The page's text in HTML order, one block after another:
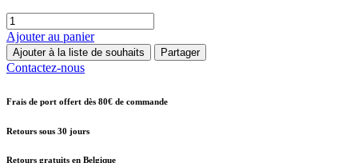
Ajouter au panier
Ajouter à la liste de souhaits Partager
Contactez-nous
Frais de port offert dès 80€ de commande
Retours sous 30 jours
Retours gratuits en Belgique